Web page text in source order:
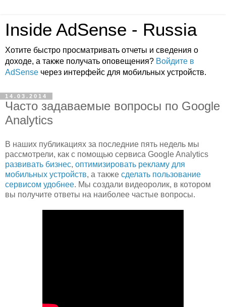
Inside AdSense - Russia
Хотите быстро просматривать отчеты и сведения о
доходе, а также получать оповещения? Войдите в
AdSense через интерфейс для мобильных устройств.
14.03.2014
Часто задаваемые вопросы по Google
Analytics
В наших публикациях за последние пять недель мы
рассмотрели, как с помощью сервиса Google Analytics
развивать бизнес, оптимизировать рекламу для
мобильных устройств, а также сделать пользование
сервисом удобнее. Мы создали видеоролик, в котором
вы получите ответы на наиболее частые вопросы.